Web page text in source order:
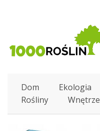
Dom Ekologia
Rośliny
Wnętrze